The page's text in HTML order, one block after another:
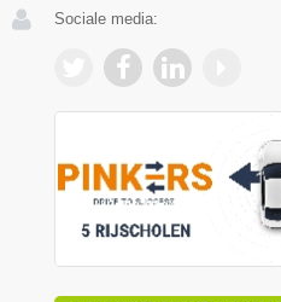
Sociale media: